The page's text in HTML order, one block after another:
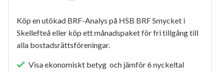
Köp en utökad BRF-Analys på HSB BRF Smycket i
Skellefteå eller köp ett månadspaket för fri tillgång till
alla bostadsrättsföreningar.
Visa ekonomiskt betyg och jämför 6 nyckeltal